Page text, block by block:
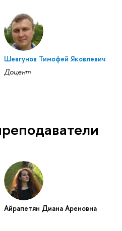
Шевгунов Тимофей Яковлевич
Доцент
Айрапетян Диана Ареновна